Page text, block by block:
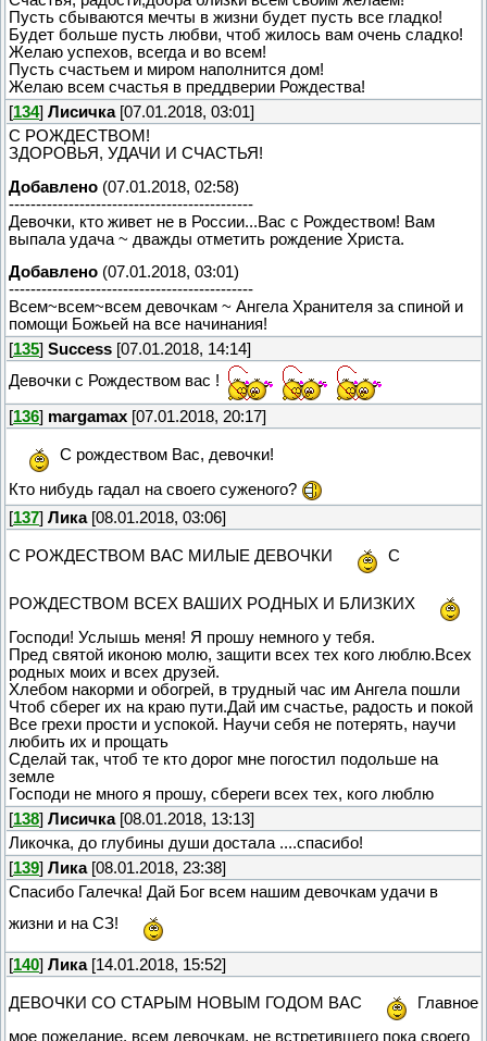
Пусть сбываются мечты в жизни будет пусть все гладко!
Будет больше пусть любви, чтоб жилось вам очень сладко!
Желаю успехов, всегда и во всем!
Пусть счастьем и миром наполнится дом!
Желаю всем счастья в преддверии Рождества!
[134] Лисичка[07.01.2018, 03:01]
С РОЖДЕСТВОМ!
ЗДОРОВЬЯ, УДАЧИ И СЧАСТЬЯ!
Добавлено (07.01.2018, 02:58)
---------------------------------------------
Девочки, кто живет не в России...Вас с Рождеством! Вам
выпала удача ~ дважды отметить рождение Христа.
Добавлено (07.01.2018, 03:01)
---------------------------------------------
Всем~всем~всем девочкам ~ Ангела Хранителя за спиной и
помощи Божьей на все начинания!
[135] Success [07.01.2018, 14:14]
Девочки с Рождеством вас !
[136] margamax [07.01.2018, 20:17]
С рождеством Вас, девочки!
Кто нибудь гадал на своего суженого?
[137] Лика[08.01.2018, 03:06]
С РОЖДЕСТВОМ ВАС МИЛЫЕ ДЕВОЧКИ С
РОЖДЕСТВОМ ВСЕХ ВАШИХ РОДНЫХ И БЛИЗКИХ
Господи! Услышь меня! Я прошу немного у тебя.
Пред святой иконою молю, защити всех тех кого люблю.Всех
родных моих и всех друзей.
Хлебом накорми и обогрей, в трудный час им Ангела пошли
Чтоб сберег их на краю пути.Дай им счастье, радость и покой
Все грехи прости и успокой. Научи себя не потерять, научи
любить их и прощать
Сделай так, чтоб те кто дорог мне погостил подольше на
земле
Господи не много я прошу, сбереги всех тех, кого люблю
[138] Лисичка[08.01.2018, 13:13]
Ликочка, до глубины души достала ....спасибо!
[139] Лика[08.01.2018, 23:38]
Спасибо Галечка! Дай Бог всем нашим девочкам удачи в
жизни и на СЗ!
[140] Лика[14.01.2018, 15:52]
ДЕВОЧКИ СО СТАРЫМ НОВЫМ ГОДОМ ВАС
Главное
мое пожелание, всем девочкам, не встретившего пока своего